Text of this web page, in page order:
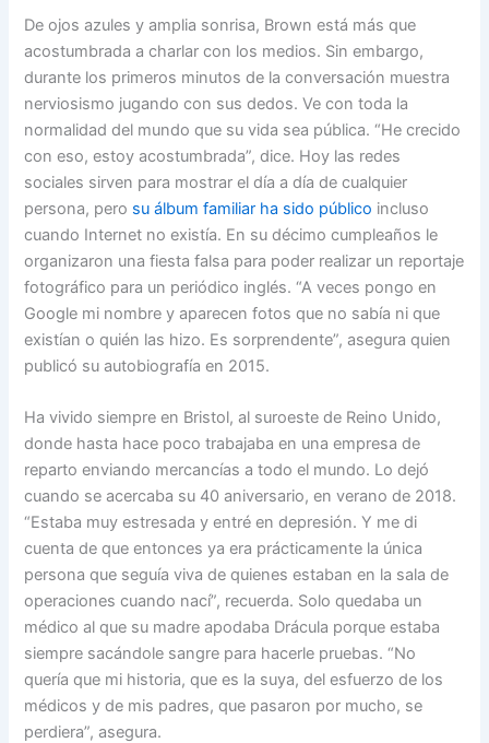
De ojos azules y amplia sonrisa, Brown está más que
acostumbrada a charlar con los medios. Sin embargo,
durante los primeros minutos de la conversación muestra
nerviosismo jugando con sus dedos. Ve con toda la
normalidad del mundo que su vida sea pública. “He crecido
con eso, estoy acostumbrada”, dice. Hoy las redes
sociales sirven para mostrar el día a día de cualquier
persona, pero su álbum familiar ha sido público incluso
cuando Internet no existía. En su décimo cumpleaños le
organizaron una fiesta falsa para poder realizar un reportaje
fotográfico para un periódico inglés. “A veces pongo en
Google mi nombre y aparecen fotos que no sabía ni que
existían o quién las hizo. Es sorprendente”, asegura quien
publicó su autobiografía en 2015.
Ha vivido siempre en Bristol, al suroeste de Reino Unido,
donde hasta hace poco trabajaba en una empresa de
reparto enviando mercancías a todo el mundo. Lo dejó
cuando se acercaba su 40 aniversario, en verano de 2018.
“Estaba muy estresada y entré en depresión. Y me di
cuenta de que entonces ya era prácticamente la única
persona que seguía viva de quienes estaban en la sala de
operaciones cuando nací”, recuerda. Solo quedaba un
médico al que su madre apodaba Drácula porque estaba
siempre sacándole sangre para hacerle pruebas. “No
quería que mi historia, que es la suya, del esfuerzo de los
médicos y de mis padres, que pasaron por mucho, se
perdiera”, asegura.